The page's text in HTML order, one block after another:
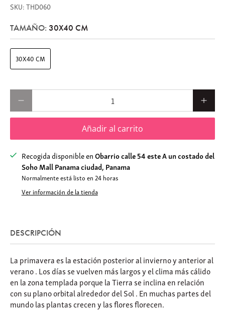
THD060
TAMAÑO: 30X40 CM
30X40 CM
Añadir al carrito
Recogida disponible enObarrio calle 54 este A un costado del
Soho Mall Panama ciudad, Panama
Normalmente está listo en 24 horas
Ver información de la tienda
DESCRIPCIÓN
La primaveraes laestaciónposterior alinviernoy anterioral
verano. Los días se vuelven más largos yel climamás cálido
en lazona templadaporque laTierra se inclinaen relación
con suplano orbitalalrededor delSol. En muchas partes del
mundo lasplantascrecen y las flores florecen.